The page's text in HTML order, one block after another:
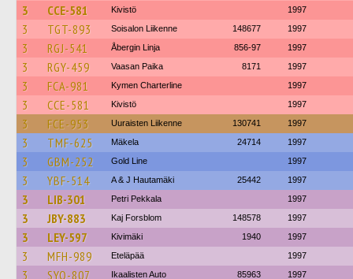
3 CCE-581 Kivistö 1997
3 TGT-893 Soisalon Liikenne 148677 1997
3 RGJ-541 Åbergin Linja 856-97 1997
3 RGY-459 Vaasan Paika 8171 1997
3 FCA-981 Kymen Charterline 1997
3 CCE-581 Kivistö 1997
3 FCE-953 Uuraisten Liikenne 130741 1997
3 TMF-625 Mäkela 24714 1997
3 GBM-252 Gold Line 1997
3 YBF-514 A & J Hautamäki 25442 1997
3 LIB-301 Petri Pekkala 1997
3 JBY-883 Kaj Forsblom 148578 1997
3 LEY-597 Kivimäki 1940 1997
3 MFH-989 Eteläpää 1997
3 SYO-807 Ikaalisten Auto 85963 1997